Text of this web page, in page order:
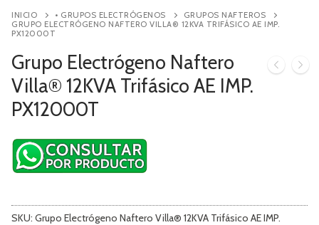
INICIO • GRUPOS ELECTRÓGENOS
GRUPOS NAFTEROS
GRUPO ELECTRÓGENO NAFTERO VILLA® 12KVA TRIFÁSICO AE IMP.
PX12000T
Grupo Electrógeno Naftero
Villa® 12KVA Trifásico AE IMP.
PX12000T
SKU: Grupo Electrógeno Naftero Villa® 12KVA Trifásico AE IMP.